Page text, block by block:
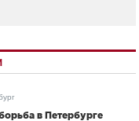
в Петербурге